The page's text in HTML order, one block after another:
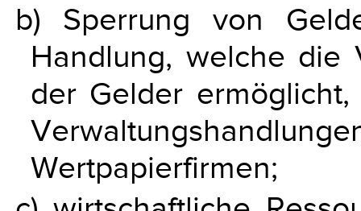
b) Sperrung von
Handlung, welche die
der Gelder
Wertpapierfirmen;